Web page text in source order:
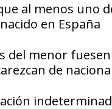
al menos uno
en España
del menor fuesen
de